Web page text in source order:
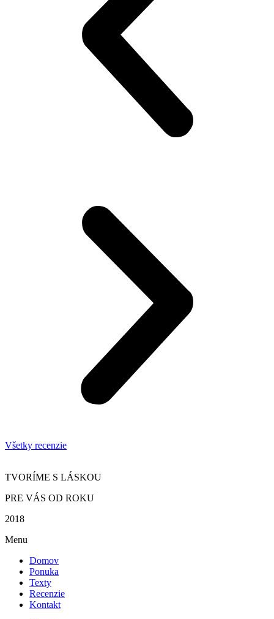
Všetky recenzie
TVORÍME S LÁSKOU
PRE VÁS OD ROKU
2018
Menu
Domov
Ponuka
Texty
Recenzie
Kontakt